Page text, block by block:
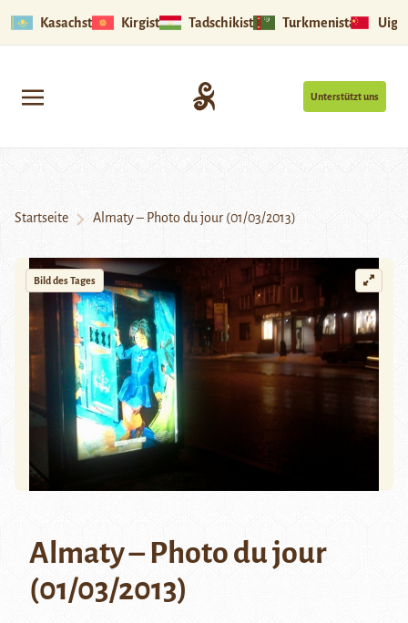
Kasachstan Kirgistan Tadschikistan Turkmenistan
Unterstützt uns
Startseite Almaty – Photo du jour (01/03/2013)
Bild des Tages
Almaty – Photo du jour
(01/03/2013)